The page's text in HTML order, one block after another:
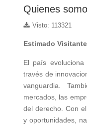
Quienes
Visto: 113321
Estimado
El país
través de
vanguardia.
mercados, las
del derecho. Con
y oportunidades,